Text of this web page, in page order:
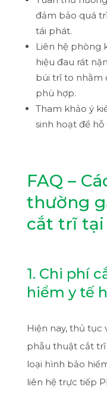
đảm bảo quá
tái phát.
Liên hệ phòng
hiệu đau rát
búi trĩ to nhằm
phù hợp.
Tham khảo ý
sinh hoạt để
FAQ –
thường
cắt trĩ tại
1. Chi phí
hiểm y tế
Hiện nay, thủ tục
phẫu thuật cắt
loại hình bảo
liên hệ trực tiếp